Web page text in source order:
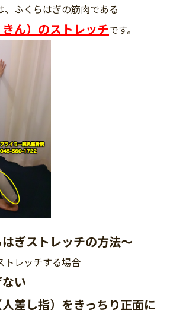
ふくらはぎの筋肉である
ん）のストレッチです。
ぎストレッチの方法〜
レッチする場合
い
差し指）をきっちり正面に